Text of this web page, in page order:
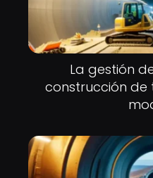
La gestión
construcción de